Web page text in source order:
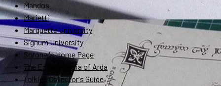
Mandos
Marietti
Marquette University
Signum University
Soronel's Home Page
The Encyclopedia of Arda
Tolkien Collector's Guide